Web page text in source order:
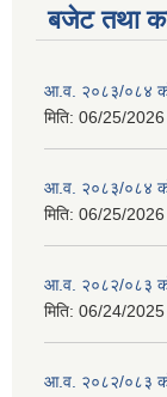
बजेट तथा
आ.व. २०८३/०८४
मिति: 06/25/
आ.व. २०८३/०८४ को
मिति: 06/25/
आ.व. २०८२/०८३
मिति: 06/24/
आ.व. २०८२/०८३ को